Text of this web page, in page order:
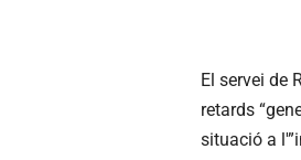
El servei de
retards
situació a